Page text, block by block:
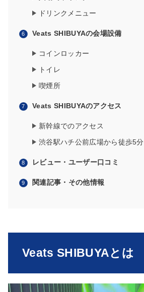
ドリンクメニュー
Veats SHIBUYAの会場設備
コインロッカー
トイレ
喫煙所
Veats SHIBUYAのアクセス
新幹線でのアクセス
渋谷駅ハチ公前広場から徒歩5分
レビュー・ユーザー口コミ
関連記事・その他情報
Veats SHIBUYAとは